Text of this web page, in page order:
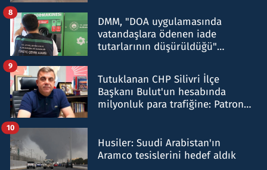
DMM, "DOA uygulamasında
vatandaşlara ödenen iade
tutarlarının düşürüldüğü"
8
Tutuklanan CHP Silivri İlçe
Başkanı Bulut'un hesabında
milyonluk para trafiğine: Patron
9
Husiler: Suudi Arabistan'ın
Aramco tesislerini hedef aldık
10